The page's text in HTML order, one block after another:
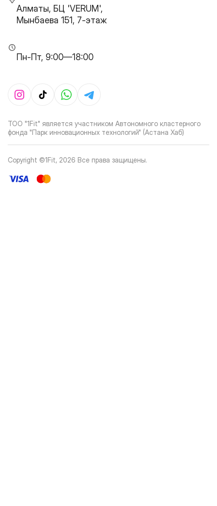
Алматы, БЦ 'VERUM',
Мынбаева 151, 7-этаж
Пн-Пт, 9:00—18:00
ТОО "1Fit" является участником Автономного кластерного
фонда "Парк инновационных технологий" (Астана Хаб)
Copyright ©1Fit, 2026 Все права защищены.